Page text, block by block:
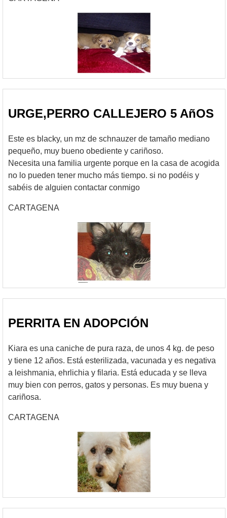
URGE,PERRO CALLEJERO 5 AñOS
Este es blacky, un mz de schnauzer de tamaño mediano
pequeño, muy bueno obediente y cariñoso.
Necesita una familia urgente porque en la casa de acogida
no lo pueden tener mucho más tiempo. si no podéis y
sabéis de alguien contactar conmigo
CARTAGENA
PERRITA EN ADOPCIÓN
Kiara es una caniche de pura raza, de unos 4 kg. de peso
y tiene 12 años. Está esterilizada, vacunada y es negativa
a leishmania, ehrlichia y filaria. Está educada y se lleva
muy bien con perros, gatos y personas. Es muy buena y
cariñosa.
CARTAGENA